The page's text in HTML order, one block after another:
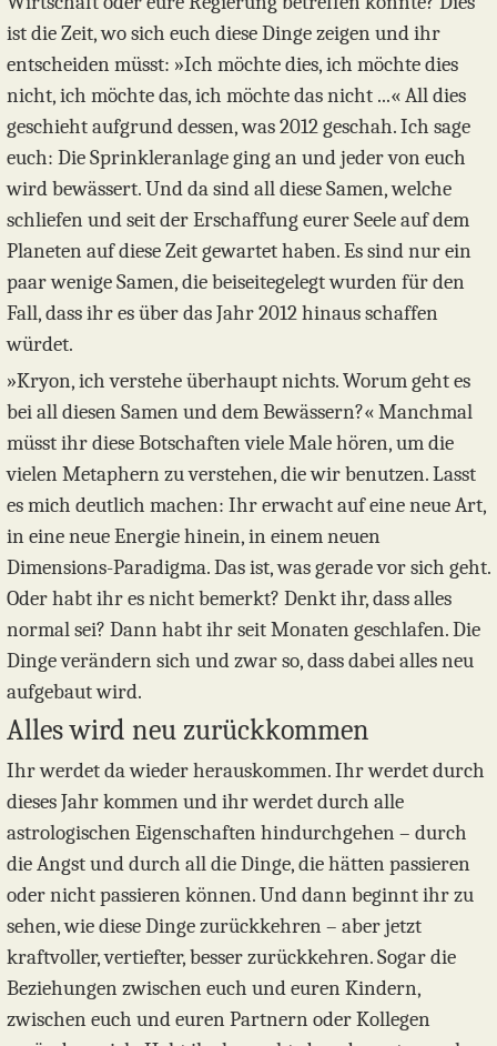
ist die Zeit, wo sich euch diese Dinge zeigen und ihr
entscheiden müsst: »Ich möchte dies, ich möchte dies
nicht, ich möchte das, ich möchte das nicht ...« All dies
geschieht aufgrund dessen, was 2012 geschah. Ich sage
euch: Die Sprinkleranlage ging an und jeder von euch
wird bewässert. Und da sind all diese Samen, welche
schliefen und seit der Erschaffung eurer Seele auf dem
Planeten auf diese Zeit gewartet haben. Es sind nur ein
paar wenige Samen, die beiseitegelegt wurden für den
Fall, dass ihr es über das Jahr 2012 hinaus schaffen
würdet.
»Kryon, ich verstehe überhaupt nichts. Worum geht es
bei all diesen Samen und dem Bewässern?« Manchmal
müsst ihr diese Botschaften viele Male hören, um die
vielen Metaphern zu verstehen, die wir benutzen. Lasst
es mich deutlich machen: Ihr erwacht auf eine neue Art,
in eine neue Energie hinein, in einem neuen
Dimensions-Paradigma. Das ist, was gerade vor sich geht.
Oder habt ihr es nicht bemerkt? Denkt ihr, dass alles
normal sei? Dann habt ihr seit Monaten geschlafen. Die
Dinge verändern sich und zwar so, dass dabei alles neu
aufgebaut wird.
Alles wird neu zurückkommen
Ihr werdet da wieder herauskommen. Ihr werdet durch
dieses Jahr kommen und ihr werdet durch alle
astrologischen Eigenschaften hindurchgehen – durch
die Angst und durch all die Dinge, die hätten passieren
oder nicht passieren können. Und dann beginnt ihr zu
sehen, wie diese Dinge zurückkehren – aber jetzt
kraftvoller, vertiefter, besser zurückkehren. Sogar die
Beziehungen zwischen euch und euren Kindern,
zwischen euch und euren Partnern oder Kollegen